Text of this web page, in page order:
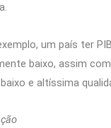
um país ter
baixo, assim
e altíssima